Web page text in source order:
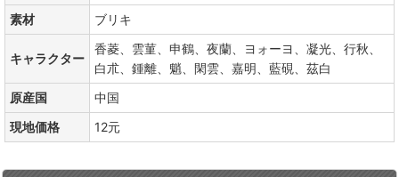
素材
ブリキ
キャラクター
香菱、雲菫、申鶴、夜蘭、ヨォーヨ、凝光、行秋、
白朮、鍾離、魈、閑雲、嘉明、藍硯、茲白
原産国
中国
現地価格
12元